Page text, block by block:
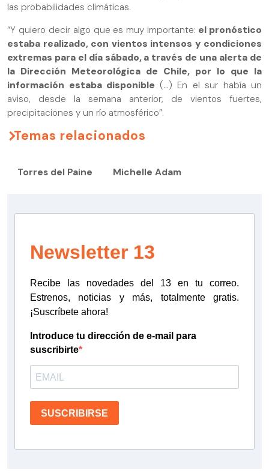
las probabilidades climáticas.
“Y quiero decir algo que es muy importante: el pronóstico
estaba realizado, con vientos intensos y condiciones
extremas para el día sábado, a través de una alerta de
la Dirección Meteorológica de Chile, por lo que la
información estaba disponible (...) En el sur había un
aviso, desde la semana anterior, de vientos fuertes,
precipitaciones y un río atmosférico”.
Temas relacionados
Torres del Paine Michelle Adam
Newsletter 13
Recibe las novedades del 13 en tu correo.
Estrenos, noticias y más, totalmente gratis.
¡Suscríbete ahora!
Introduce tu dirección de e-mail para
suscribirte
SUSCRIBIRSE